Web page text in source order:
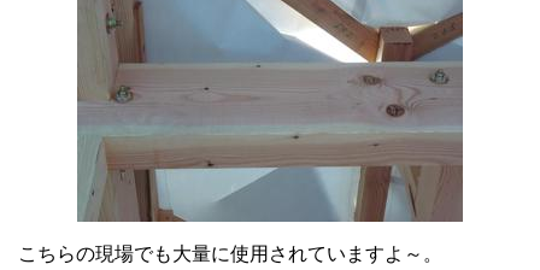
こちらの現場でも大量に使用されていますよ～。